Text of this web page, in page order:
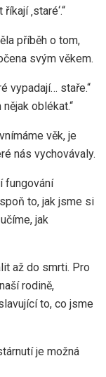
‚staré‘.“
příběh o tom,
svým věkem.
vypadají… staře.“
oblékat.“
věk, je
nás vychovávaly.
fungování
to, jak jsme si
jak
až do smrti. Pro
rodině,
to, co jsme
je možná